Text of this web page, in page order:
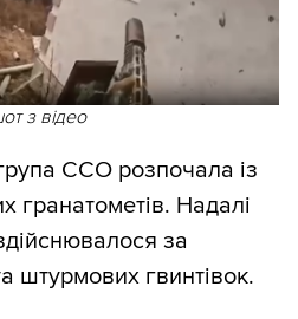
з відео
CCO розпочала із
гранатометів. Надалі
за
штурмових гвинтівок.